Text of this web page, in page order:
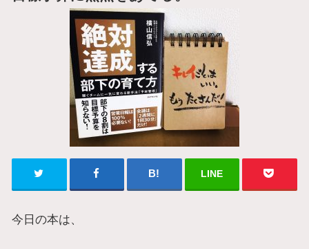
LINE
今日の本は、